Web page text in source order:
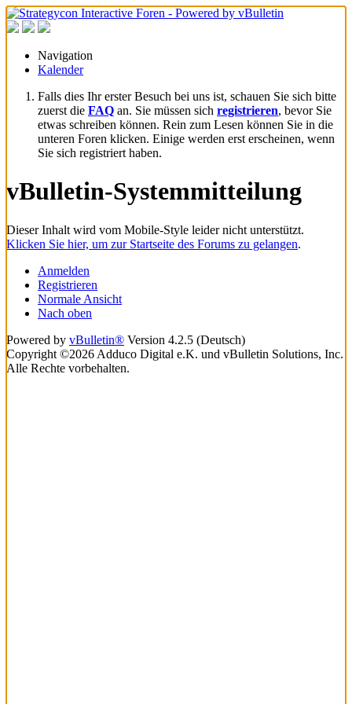
Navigation
Kalender
Falls dies Ihr erster Besuch bei uns ist, schauen Sie sich bitte
zuerst die FAQ an. Sie müssen sich registrieren, bevor Sie
etwas schreiben können. Rein zum Lesen können Sie in die
unteren Foren klicken. Einige werden erst erscheinen, wenn
Sie sich registriert haben.
vBulletin-Systemmitteilung
Dieser Inhalt wird vom Mobile-Style leider nicht unterstützt.
Klicken Sie hier, um zur Startseite des Forums zu gelangen.
Anmelden
Registrieren
Normale Ansicht
Nach oben
Powered by vBulletin® Version 4.2.5 (Deutsch)
Copyright ©2026 Adduco Digital e.K. und vBulletin Solutions, Inc.
Alle Rechte vorbehalten.